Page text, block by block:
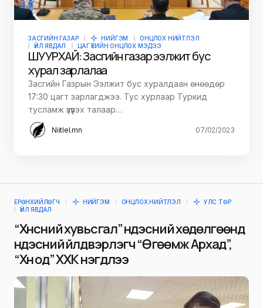
ЗАСГИЙН ГАЗАР НИЙГЭМ
ОНЦЛОХ НИЙТЛЭЛ
ҮЙЛ ЯВДАЛ
ЦАГ ҮЕИЙН ОНЦЛОХ МЭДЭЭ
ШУУРХАЙ: Засгийн газар ээлжит бус
хурал зарлалаа
Засгийн Газрын Ээлжит бус хуралдаан өнөөдөр
17:30 цагт зарлагджээ. Тус хурлаар Туркид
тусламж үзүүлэх талаар…
Niitlel.mn 07/02/2023
ЕРӨНХИЙЛӨГЧ НИЙГЭМ ОНЦЛОХ НИЙТЛЭЛ
УЛС ТӨР
ҮЙЛ ЯВДАЛ
“Хүнсний хувьсгал” үндэсний хөдөлгөөнд
үндэсний үйлдвэрлэгч “Өгөөмж Архад”,
“Хүн од” ХХК нэгдлээ